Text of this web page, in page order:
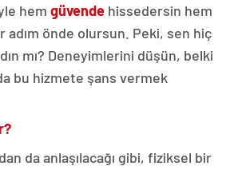
hem güvende hissedersin hem
adım önde olursun. Peki, sen hiç
mı? Deneyimlerini düşün, belki
bu hizmete şans vermek
da anlaşılacağı gibi, fiziksel bir